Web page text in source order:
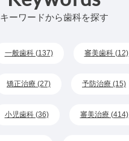
キーワードから歯科を探す
一般歯科 (137) 審美歯科 (12)
矯正治療 (27) 予防治療 (15)
小児歯科 (36) 審美治療 (414)